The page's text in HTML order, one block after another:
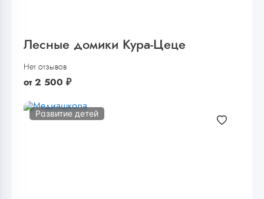
Лесные домики Кура-Цеце
Нет отзывов
от 2 500 ₽
Развитие детей